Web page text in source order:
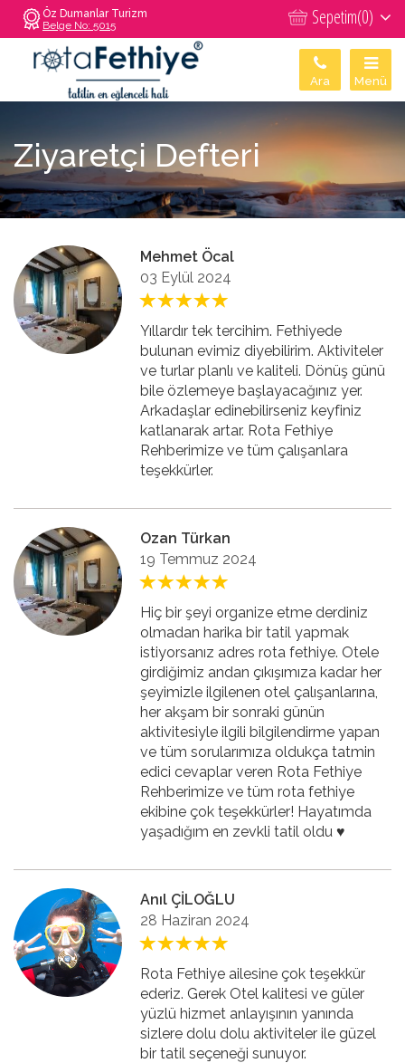
Sepetim(0)
Öz Dumanlar Turizm
Belge No: 5015
Menü
Ara
Ziyaretçi Defteri
Mehmet Öcal
03 Eylül 2024
Yıllardır tek tercihim. Fethiyede
bulunan evimiz diyebilirim. Aktiviteler
ve turlar planlı ve kaliteli. Dönüş günü
bile özlemeye başlayacağınız yer.
Arkadaşlar edinebilirseniz keyfiniz
katlanarak artar. Rota Fethiye
Rehberimize ve tüm çalışanlara
teşekkürler.
Ozan Türkan
19 Temmuz 2024
Hiç bir şeyi organize etme derdiniz
olmadan harika bir tatil yapmak
istiyorsanız adres rota fethiye. Otele
girdiğimiz andan çıkışımıza kadar her
şeyimizle ilgilenen otel çalışanlarına,
her akşam bir sonraki günün
aktivitesiyle ilgili bilgilendirme yapan
ve tüm sorularımıza oldukça tatmin
edici cevaplar veren Rota Fethiye
Rehberimize ve tüm rota fethiye
ekibine çok teşekkürler! Hayatımda
yaşadığım en zevkli tatil oldu ♥️
Anıl ÇİLOĞLU
28 Haziran 2024
Rota Fethiye ailesine çok teşekkür
ederiz. Gerek Otel kalitesi ve güler
yüzlü hizmet anlayışının yanında
sizlere dolu dolu aktiviteler ile güzel
bir tatil seçeneği sunuyor.